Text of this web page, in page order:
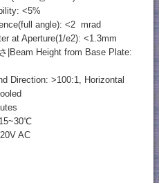
<5%
angle): <2 mrad
at Aperture(1/e2): <1.3mm
|Beam Height from Base Plate:
Direction: >100:1, Horizontal
AC